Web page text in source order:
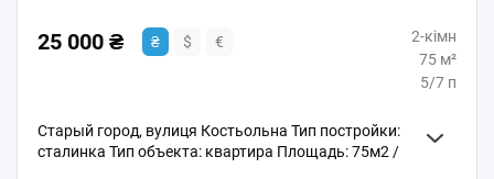
25 000 ₴ ₴ $ €
2-кімн
75 м²
5/7 п
Старый город, вулиця Костьольна Тип постройки:
сталинка Тип объекта: квартира Площадь: 75м2 /